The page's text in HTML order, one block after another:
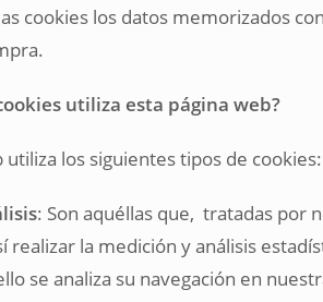
cookies los datos memorizados
utiliza esta página web?
utiliza los siguientes tipos de cookies:
: Son aquéllas que, tratadas por
realizar la medición y análisis
se analiza su navegación en